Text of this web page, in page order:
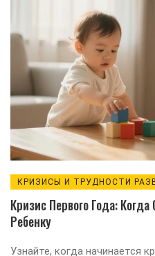
КРИЗИСЫ И ТРУДНОСТИ
Кризис Первого Года:
Ребенку
Узнайте, когда начинается